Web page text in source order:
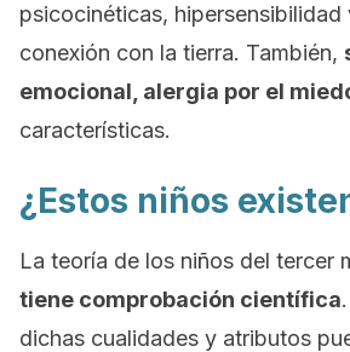
psicocinéticas, hipersensibilidad
conexión con la tierra. También,
emocional, alergia por el
características.
¿Estos niños
La teoría de los niños del tercer
tiene comprobación científica
dichas cualidades y atributos